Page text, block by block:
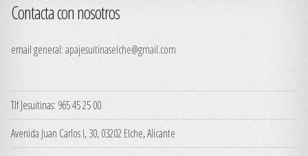
Contacta con nosotros
email general:apajesuitinaselche@gmail.com
Tlf Jesuitinas: 965 45 25 00
Avenida Juan Carlos I, 30, 03202 Elche, Alicante